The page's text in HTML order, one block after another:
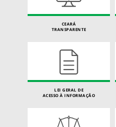
CEARÁ
TRANSPARENTE
LEI GERAL DE
ACESSO À INFORMAÇÃO